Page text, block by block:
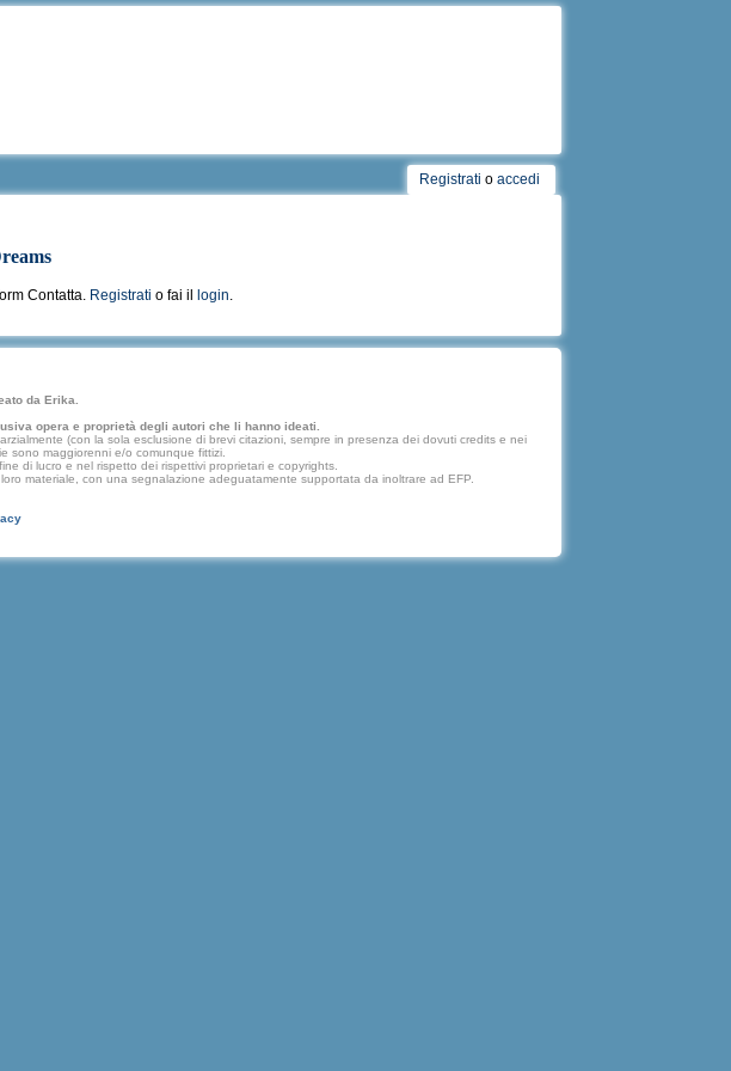
Registrati o accedi
Contatta. Registrati o fai il login.
da Erika.
opera e proprietà degli autori che li hanno ideati.
(con la sola esclusione di brevi citazioni, sempre in presenza dei dovuti credits e nei
sono maggiorenni e/o comunque fittizi.
di lucro e nel rispetto dei rispettivi proprietari e copyrights.
materiale, con una segnalazione adeguatamente supportata da inoltrare ad EFP.